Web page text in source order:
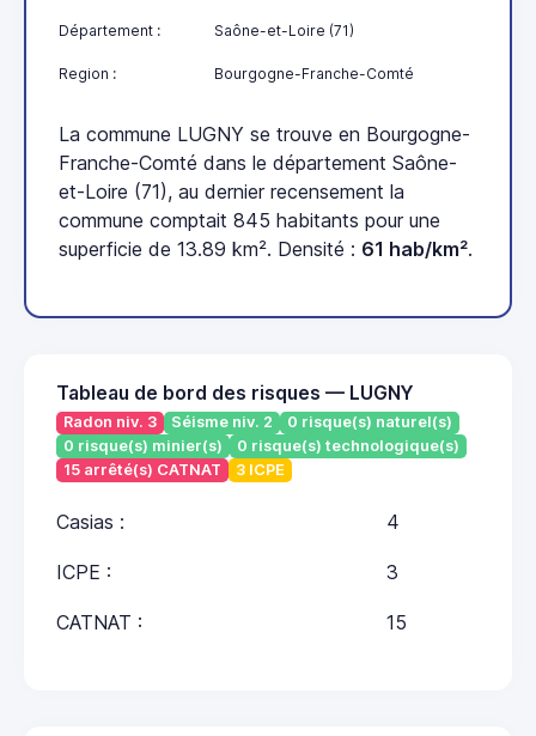
Département : Saône-et-Loire (71)
Region : Bourgogne-Franche-Comté
La commune LUGNY se trouve en Bourgogne-
Franche-Comté dans le département Saône-
et-Loire (71), au dernier recensement la
commune comptait 845 habitants pour une
superficie de 13.89 km². Densité : 61 hab/km².
Tableau de bord des risques — LUGNY
Radon niv. 3 Séisme niv. 2
0 risque(s) naturel(s)
0 risque(s) minier(s)
0 risque(s) technologique(s)
15 arrêté(s) CATNAT
3 ICPE
Casias : 4
ICPE : 3
CATNAT : 15